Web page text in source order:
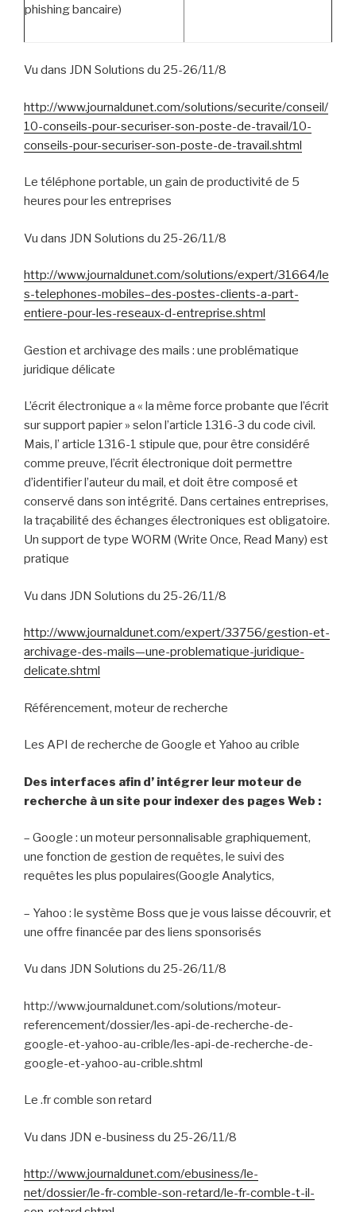
phishing bancaire)
Vu dans JDN Solutions du 25-26/11/8
http://www.journaldunet.com/solutions/securite/conseil/
10-conseils-pour-securiser-son-poste-de-travail/10-
conseils-pour-securiser-son-poste-de-travail.shtml
Le téléphone portable, un gain de productivité de 5
heures pour les entreprises
Vu dans JDN Solutions du 25-26/11/8
http://www.journaldunet.com/solutions/expert/31664/le
s-telephones-mobiles–des-postes-clients-a-part-
entiere-pour-les-reseaux-d-entreprise.shtml
Gestion et archivage des mails : une problématique
juridique délicate
L’écrit électronique a « la même force probante que l’écrit
sur support papier » selon l’article 1316-3 du code civil.
Mais, l’ article 1316-1 stipule que, pour être considéré
comme preuve, l’écrit électronique doit permettre
d’identifier l’auteur du mail, et doit être composé et
conservé dans son intégrité. Dans certaines entreprises,
la traçabilité des échanges électroniques est obligatoire.
Un support de type WORM (Write Once, Read Many) est
pratique
Vu dans JDN Solutions du 25-26/11/8
http://www.journaldunet.com/expert/33756/gestion-et-
archivage-des-mails—une-problematique-juridique-
delicate.shtml
Référencement, moteur de recherche
Les API de recherche de Google et Yahoo au crible
Des interfaces afin d’ intégrer leur moteur de
recherche à un site pour indexer des pages Web :
– Google : un moteur personnalisable graphiquement,
une fonction de gestion de requêtes, le suivi des
requêtes les plus populaires(Google Analytics,
– Yahoo : le système Boss que je vous laisse découvrir, et
une offre financée par des liens sponsorisés
Vu dans JDN Solutions du 25-26/11/8
http://www.journaldunet.com/solutions/moteur-
referencement/dossier/les-api-de-recherche-de-
google-et-yahoo-au-crible/les-api-de-recherche-de-
google-et-yahoo-au-crible.shtml
Le .fr comble son retard
Vu dans JDN e-business du 25-26/11/8
http://www.journaldunet.com/ebusiness/le-
net/dossier/le-fr-comble-son-retard/le-fr-comble-t-il-